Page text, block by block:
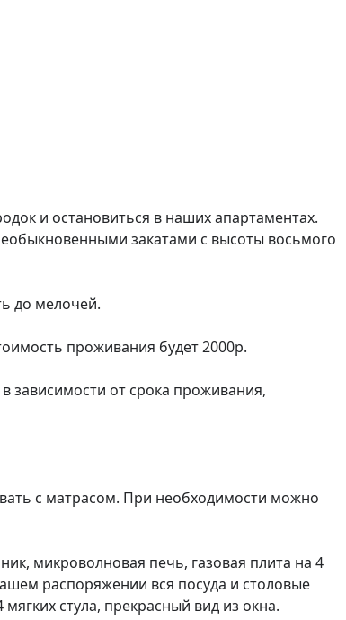
и остановиться в наших апартаментах.
закатами с высоты восьмого
до мелочей.
проживания будет 2000р.
зависимости от срока проживания,
с матрасом. При необходимости можно
микроволновая печь, газовая плита на 4
распоряжении вся посуда и столовые
стула, прекрасный вид из окна.